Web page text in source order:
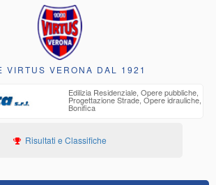
VIRTUS VERONA DAL 1921
Edilizia Residenziale, Opere pubbliche,
Progettazione Strade, Opere idrauliche,
Bonifica
Risultati e Classifiche